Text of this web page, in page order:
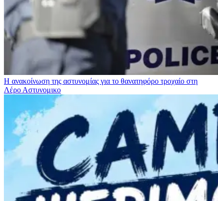
Η ανακοίνωση της αστυνομίας για το θανατηφόρο τροχαίο στη
Λέρο Αστυνομικο